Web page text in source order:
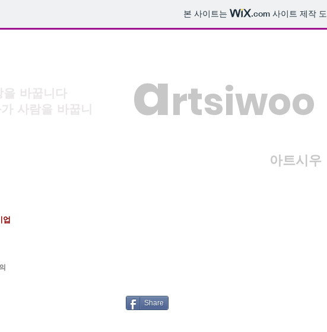
본 사이트는 .com 사이트 제작
바꿉니다
람을 바꿉니
artsiwoo
아트시우
업
Share